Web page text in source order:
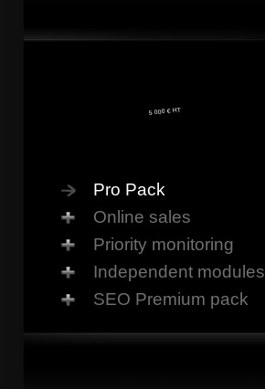
5 000 € HT
Pro Pack
Online sales
Priority monitoring
Independent modules
SEO Premium pack